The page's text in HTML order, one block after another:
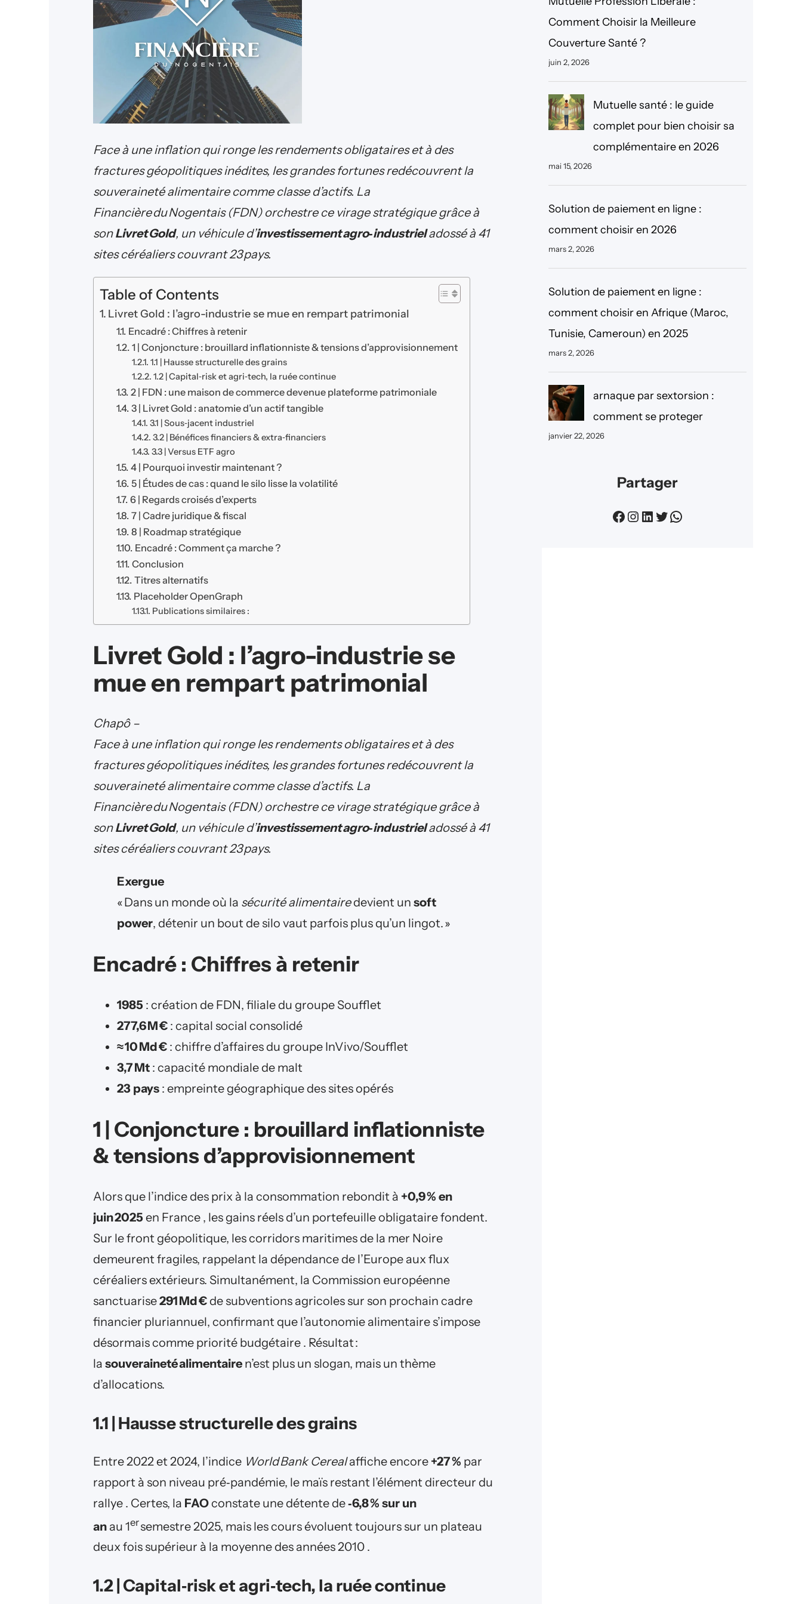
Face à une inflation qui ronge les rendements obligataires et à des
fractures géopolitiques inédites, les grandes fortunes redécouvrent la
souveraineté alimentaire comme classe d’actifs. La
Financière du Nogentais (FDN) orchestre ce virage stratégique grâce à
sonLivret Gold, un véhicule d’investissement agro‑industrieladossé à 41
sites céréaliers couvrant 23 pays.
Table of Contents
Livret Gold : l’agro-industrie se mue en rempart patrimonial
Encadré : Chiffres à retenir
1 | Conjoncture : brouillard inflationniste & tensions d’approvisionnement
1.1 | Hausse structurelle des grains
1.2 | Capital‑risk et agri‑tech, la ruée continue
2 | FDN : une maison de commerce devenue plateforme patrimoniale
3 | Livret Gold : anatomie d’un actif tangible
3.1 | Sous‑jacent industriel
3.2 | Bénéfices financiers & extra‑financiers
3.3 | Versus ETF agro
4 | Pourquoi investir maintenant ?
5 | Études de cas : quand le silo lisse la volatilité
6 | Regards croisés d’experts
7 | Cadre juridique & fiscal
8 | Roadmap stratégique
Encadré : Comment ça marche ?
Conclusion
Titres alternatifs
Placeholder OpenGraph
Publications similaires :
Livret Gold : l’agro-industrie se
mue en rempart patrimonial
Chapô –
Face à une inflation qui ronge les rendements obligataires et à des
fractures géopolitiques inédites, les grandes fortunes redécouvrent la
souveraineté alimentaire comme classe d’actifs. La
Financière du Nogentais (FDN) orchestre ce virage stratégique grâce à
sonLivret Gold, un véhicule d’investissement agro‑industrieladossé à 41
sites céréaliers couvrant 23 pays.
Exergue
« Dans un monde où la sécurité alimentairedevient un soft
power, détenir un bout de silo vaut parfois plus qu’un lingot. »
Encadré : Chiffres à retenir
1985 : création de FDN, filiale du groupe Soufflet
277,6 M €: capital social consolidé
≈ 10 Md €: chiffre d’affaires du groupe InVivo/Soufflet
3,7 Mt: capacité mondiale de malt
23 pays: empreinte géographique des sites opérés
1 | Conjoncture : brouillard inflationniste
& tensions d’approvisionnement
Alors que l’indice des prix à la consommation rebondit à +0,9 % en
juin 2025 en France , les gains réels d’un portefeuille obligataire fondent.
Sur le front géopolitique, les corridors maritimes de la mer Noire
demeurent fragiles, rappelant la dépendance de l’Europe aux flux
céréaliers extérieurs. Simultanément, la Commission européenne
sanctuarise291 Md €de subventions agricoles sur son prochain cadre
financier pluriannuel, confirmant que l’autonomie alimentaire s’impose
désormais comme priorité budgétaire . Résultat :
la souveraineté alimentairen’est plus un slogan, mais un thème
d’allocations.
1.1 | Hausse structurelle des grains
Entre 2022 et 2024, l’indice World Bank Cerealaffiche encore +27 % par
rapport à son niveau pré‑pandémie, le maïs restant l’élément directeur du
rallye . Certes, la FAOconstate une détente de‑6,8 % sur un
anau 1ersemestre 2025, mais les cours évoluent toujours sur un plateau
deux fois supérieur à la moyenne des années 2010 .
1.2 | Capital‑risk et agri‑tech, la ruée continue
r
c
h
e
r
Comment Choisir la Meilleure
Couverture Santé ?
juin 2, 2026
Mutuelle santé : le guide
complet pour bien choisir sa
complémentaire en 2026
mai 15, 2026
Solution de paiement en ligne :
comment choisir en 2026
mars 2, 2026
Solution de paiement en ligne :
comment choisir en Afrique (Maroc,
Tunisie, Cameroun) en 2025
mars 2, 2026
arnaque par sextorsion :
comment se proteger
janvier 22, 2026
Partager
Facebook Instagram LinkedIn Twitter WhatsApp